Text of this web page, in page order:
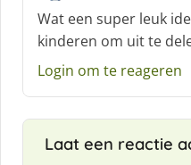
c
h
r
e
:
Wat een super leuk
kinderen om uit te
Login om te reageren
Laat een reactie